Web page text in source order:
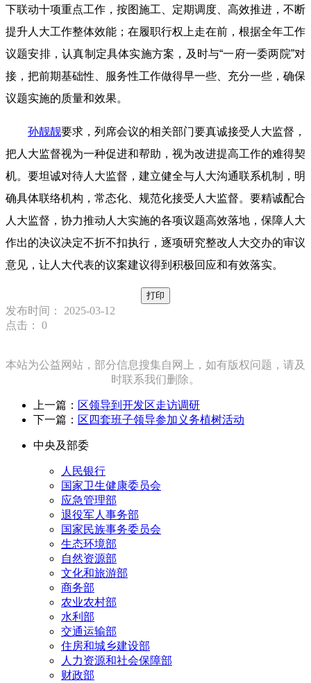
下联动十项重点工作，按图施工、定期调度、高效推进，不断
提升人大工作整体效能；在履职行权上走在前，根据全年工作
议题安排，认真制定具体实施方案，及时与“一府一委两院”对
接，把前期基础性、服务性工作做得早一些、充分一些，确保
议题实施的质量和效果。
孙靓靓要求，列席会议的相关部门要真诚接受人大监督，
把人大监督视为一种促进和帮助，视为改进提高工作的难得契
机。要坦诚对待人大监督，建立健全与人大沟通联系机制，明
确具体联络机构，常态化、规范化接受人大监督。要精诚配合
人大监督，协力推动人大实施的各项议题高效落地，保障人大
作出的决议决定不折不扣执行，逐项研究整改人大交办的审议
意见，让人大代表的议案建议得到积极回应和有效落实。
打印
发布时间： 2025-03-12
点击： 0
本站为公益网站，部分信息搜集自网上，如有版权问题，请及
时联系我们删除。
上一篇： 区领导到开发区走访调研
下一篇： 区四套班子领导参加义务植树活动
中央及部委
人民银行
国家卫生健康委员会
应急管理部
退役军人事务部
国家民族事务委员会
生态环境部
自然资源部
文化和旅游部
商务部
农业农村部
水利部
交通运输部
住房和城乡建设部
人力资源和社会保障部
财政部